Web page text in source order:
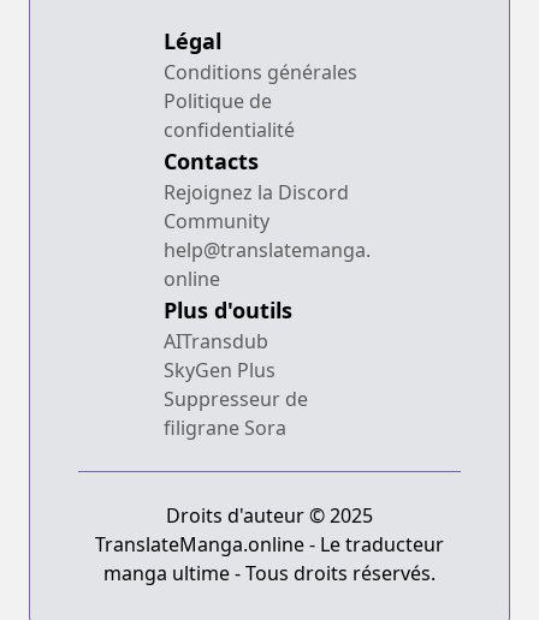
Légal
Conditions générales
Politique de
confidentialité
Contacts
Rejoignez la Discord
Community
help@translatemanga.
online
Plus d'outils
AITransdub
SkyGen Plus
Suppresseur de
filigrane Sora
Droits d'auteur © 2025
TranslateManga.online - Le traducteur
manga ultime - Tous droits réservés.